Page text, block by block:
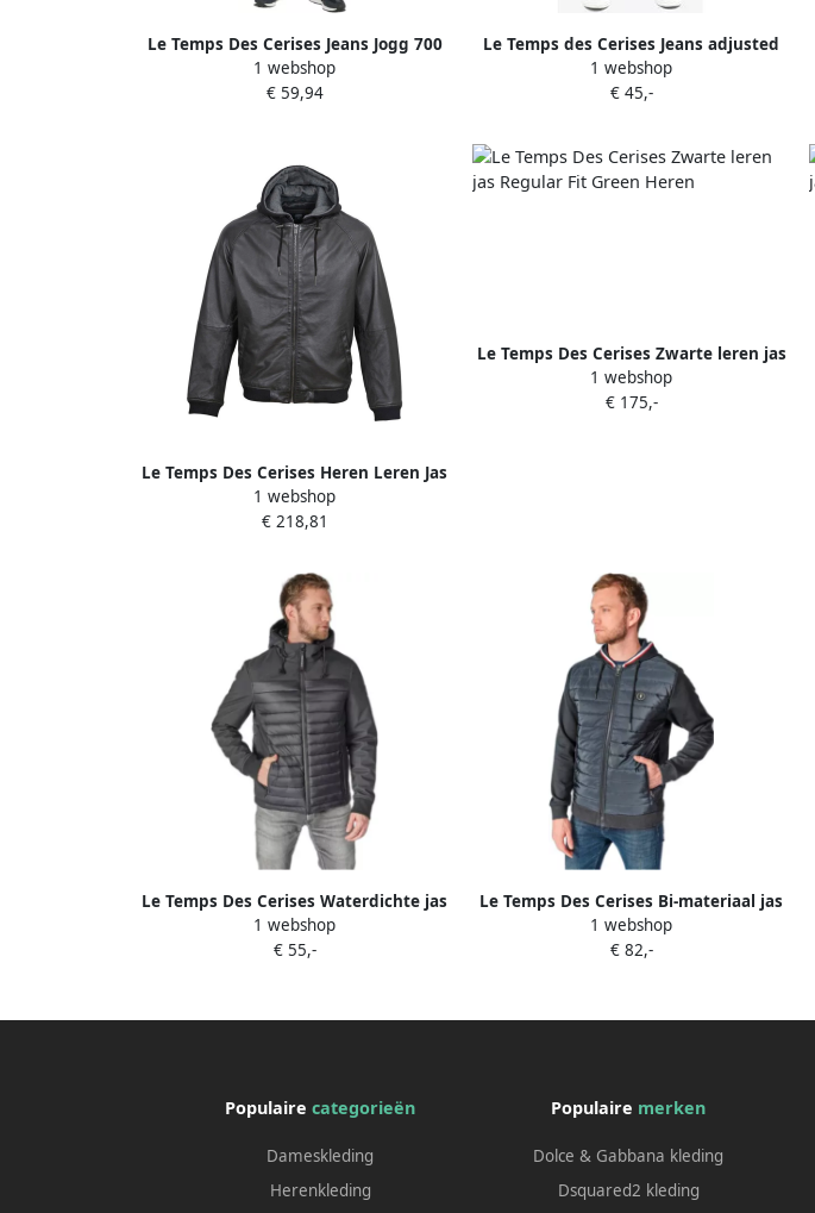
Le Temps Des Cerises Jeans Jogg 700
11 N°2 Blauw Heren
1 webshop
€ 59,94
Le Temps des Cerises Jeans adjusted
600 17 lengte 34
1 webshop
€ 45,-
Le Temps Des Cerises Heren Leren Jas
Zwart Lenz Black Heren
1 webshop
€ 218,81
Le Temps Des Cerises Zwarte leren jas
Regular Fit Green Heren
1 webshop
€ 175,-
Le Temps Des Cerises Waterdichte jas
Lima Zwart Heren
1 webshop
€ 55,-
Le Temps Des Cerises Bi-materiaal jas
Thol Blauw Heren
1 webshop
€ 82,-
Populairecategorieën
Dameskleding
Herenkleding
Populaire merken
Dolce & Gabbana kleding
Dsquared2 kleding